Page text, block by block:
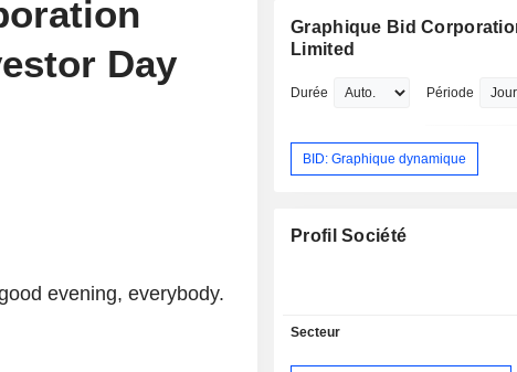
Day
evening, everybody.
Graphique Bid
Limited
Durée Période
BID: Graphique dynamique
Profil Société
Secteur